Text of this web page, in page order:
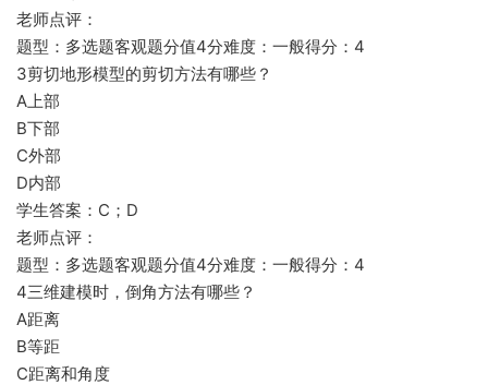
老师点评：
题型：多选题客观题分值4分难度：一般得分：4
3剪切地形模型的剪切方法有哪些？
A上部
B下部
C外部
D内部
学生答案：C；D
老师点评：
题型：多选题客观题分值4分难度：一般得分：4
4三维建模时，倒角方法有哪些？
A距离
B等距
C距离和角度